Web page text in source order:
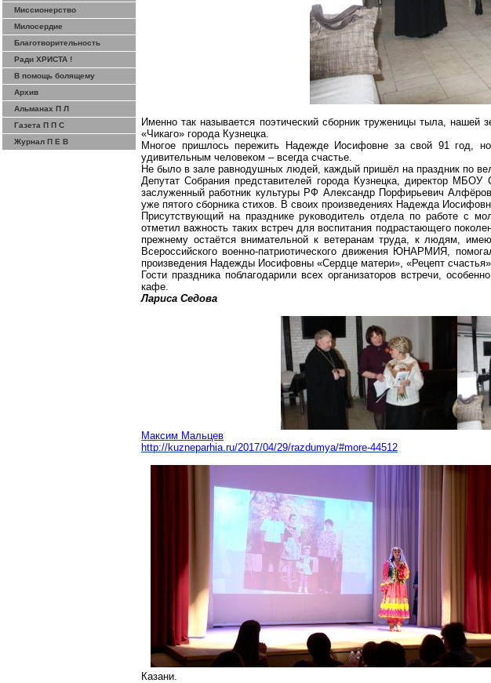
Миссионерство
Милосердие
Благотворительность
Ради ХРИСТА !
В помощь болящему
Архив
Альманах П Л
Газета П П С
Журнал П Е В
Именно так называется поэтический сборник труженицы тыла,
«Чикаго» города Кузнецка.
Многое пришлось пережить Надежде Иосифовне за свой 91 год,
удивительным человеком – всегда счастье.
Не было в зале равнодушных людей, каждый пришёл на праздник по
Депутат Собрания представителей города Кузнецка, директор
заслуженный работник культуры РФ Александр Порфирьевич
уже пятого сборника стихов. В своих произведениях Надежда
Присутствующий на празднике руководитель отдела по работе с
отметил важность таких встреч для воспитания подрастающего
прежнему остаётся внимательной к ветеранам труда, к людям,
Всероссийского военно-патриотического движения ЮНАРМИЯ,
произведения Надежды Иосифовны «Сердце матери», «Рецепт
Гости праздника поблагодарили всех организаторов встречи,
кафе.
Лариса Седова
Максим Мальцев
http://kuzneparhia.ru/2017/04/29/razdumya/#more-44512
Казани.